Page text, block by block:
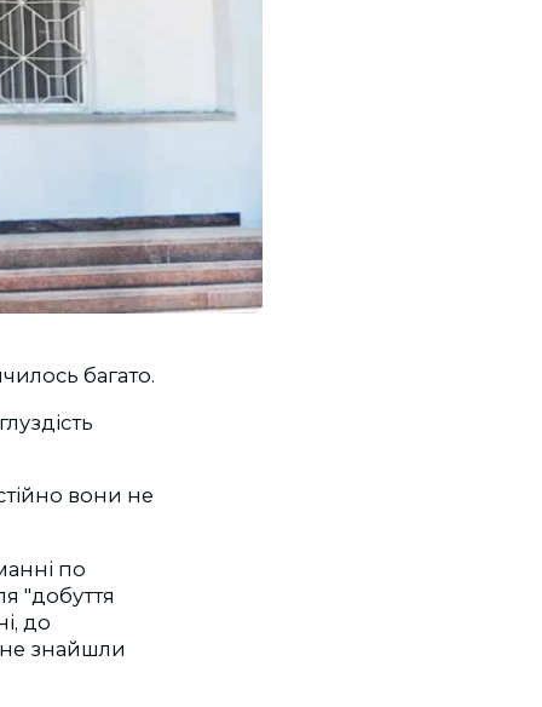
багато.
вони не
по
"добуття
до
не знайшли